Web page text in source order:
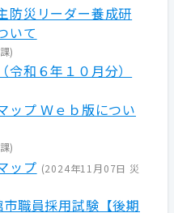
防災リーダー養成研
いて
)
和６年１０月分）
ップ Ｗｅｂ版につい
)
ップ (2024年11月07日 災
職員採用試験【後期